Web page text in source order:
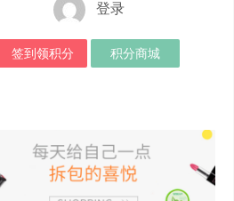
登录
签到领积分 积分商城